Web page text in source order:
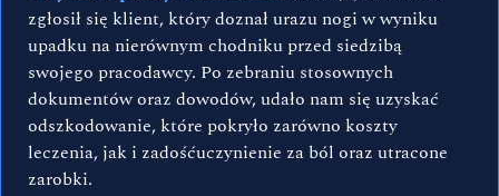
zgłosił się klient, który doznał urazu nogi w wyniku
upadku na nierównym chodniku przed siedzibą
swojego pracodawcy. Po zebraniu stosownych
dokumentów oraz dowodów, udało nam się uzyskać
odszkodowanie, które pokryło zarówno koszty
leczenia, jak i zadośćuczynienie za ból oraz utracone
zarobki.